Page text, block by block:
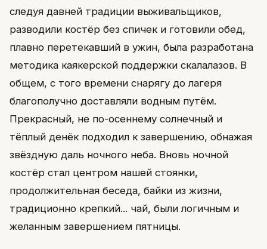
следуя давней традиции выживальщиков,
разводили костёр без спичек и готовили обед,
плавно перетекавший в ужин, была разработана
методика каякерской поддержки скалалазов. В
общем, с того времени снарягу до лагеря
благополучно доставляли водным путём.
Прекрасный, не по-осеннему солнечный и
тёплый денёк подходил к завершению, обнажая
звёздную даль ночного неба. Вновь ночной
костёр стал центром нашей стоянки,
продолжительная беседа, байки из жизни,
традиционно крепкий... чай, были логичным и
желанным завершением пятницы.